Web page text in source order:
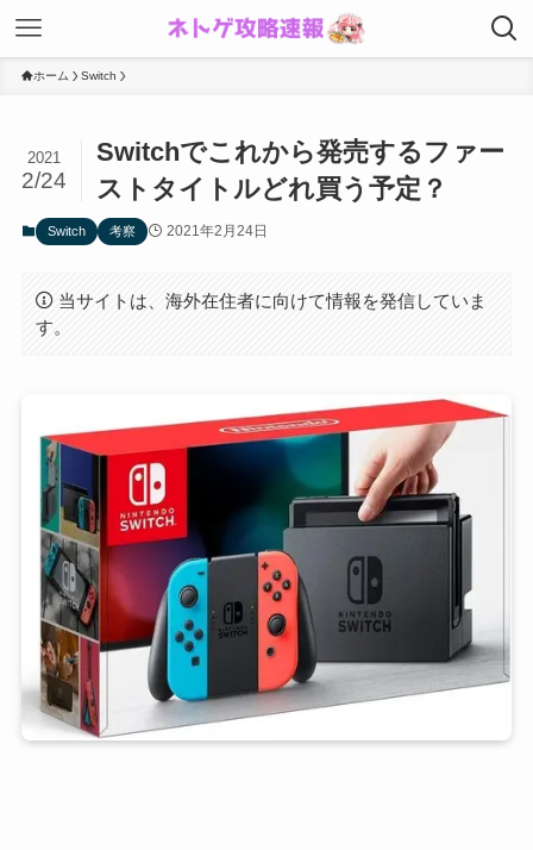
ホーム Switch
Switchでこれから発売するファー
ストタイトルどれ買う予定？
2021
2/24
Switch 考察 2021年2月24日
当サイトは、海外在住者に向けて情報を発信していま
す。